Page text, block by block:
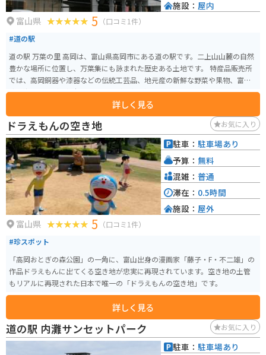
ひ一度訪れてみてください。
富山県 5 （口コミ1件）
#道の駅
道の駅 万葉の里 高岡は、富山県高岡市にある道の駅です。二上山山麓の自然
豊かな場所に位置し、万葉集にも詠まれた歴史ある土地です。 特産品販売所
では、高岡銅器や漆器などの伝統工芸品、地元産の新鮮な野菜や果物、富山
湾の海の幸など、魅力的なお土産が豊富に揃っています。また、レストランで
は、富山名物の氷見うどんや白エビを使った料理などが楽しめます。 バイク
で訪れる際は、道の駅に隣接する二上山万葉ラインは、緑豊かな山々の景色
を楽しみながら走れるワインディングロードとして人気です。道の駅には広
い駐車場も完備されているので、休憩場所としても最適です。 周辺には、国
宝 瑞龍寺や高岡大仏など、歴史的な観光スポットも点在しています。少し足
を延ばせば、日本海側最大級の水族館である魚津水族館や、世界遺産の五箇
山合掌造り集落など、富山県を代表する観光地にもアクセスできます。
詳しく見る
施設： 屋内
ドラえもんの空き地 お気に入り
富山県 5 （口コミ1件）
#珍スポット
「高岡おとぎの森公園」の一角に、富山出身の漫画家「藤子・F・不二雄」の
作品ドラえもんに出てくる空き地が忠実に再現されています。空き地の土管
もリアルに再現された日本で唯一の「ドラえもんの空き地」です。
詳しく見る
駐車： 駐車場あり
予算： 無料
混雑： 普通
滞在： 0.5時間
施設： 屋外
道の駅 内灘サンセットパーク お気に入り
駐車： 駐車場あり